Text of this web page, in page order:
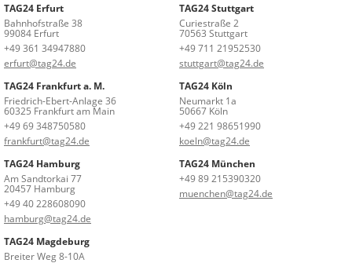
TAG24 Erfurt
Bahnhofstraße 38
99084 Erfurt
+49 361 34947880
erfurt@tag24.de
TAG24 Stuttgart
Curiestraße 2
70563 Stuttgart
+49 711 21952530
stuttgart@tag24.de
TAG24 Frankfurt a. M.
Friedrich-Ebert-Anlage 36
60325 Frankfurt am Main
+49 69 348750580
frankfurt@tag24.de
TAG24 Köln
Neumarkt 1a
50667 Köln
+49 221 98651990
koeln@tag24.de
TAG24 Hamburg
Am Sandtorkai 77
20457 Hamburg
+49 40 228608090
hamburg@tag24.de
TAG24 München
+49 89 215390320
muenchen@tag24.de
TAG24 Magdeburg
Breiter Weg 8-10A